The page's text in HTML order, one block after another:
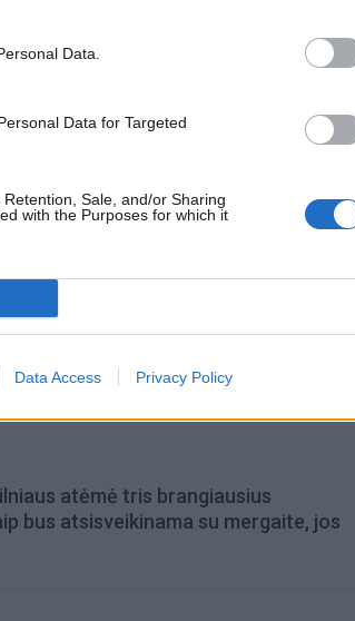
Data.
Data for Targeted
Sale, and/or Sharing
with the Purposes for which it
Data Access Privacy Policy
atėmė tris brangiausius
bus atsisveikinama su mergaite, jos